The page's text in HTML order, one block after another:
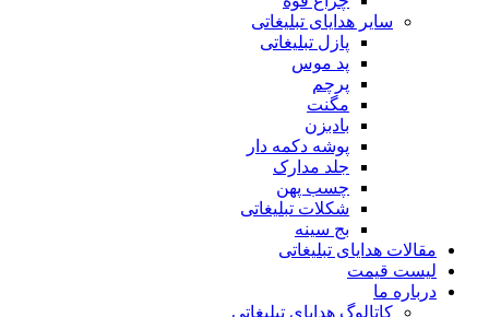
سایر هدایای تبلیغاتی
پازل تبلیغاتی
پد موس
پرچم
مگنت
بادبزن
پوشه دکمه دار
جلد مدارک
چسب پهن
شکلات تبلیغاتی
بج سینه
مقالات هدایای تبلیغاتی
لیست قیمت
درباره ما
کاتالوگ هدایای تبلیغاتی